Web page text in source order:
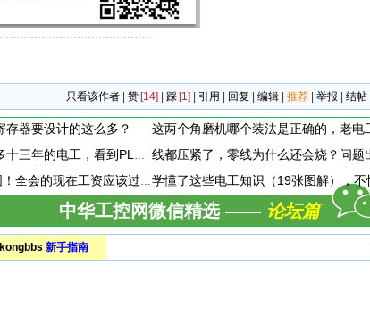
只看该作者 赞 [14] 踩 [1] 引用 回复 编辑 推荐 举报 结帖
存器要设计的这么多？
在厂里干了差不多十三年的电工，看到PLC模块上接了一个小玩意，这小玩意到底是干嘛用的呢？
187个基础电路图！全会的现在工资应该过万了吧
中华工控网微信精选 —— 论坛篇
新手指南